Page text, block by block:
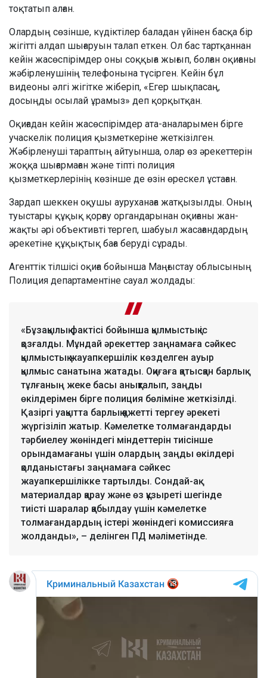
тоқтатып алған.
Олардың сөзінше, күдіктілер баладан үйінен басқа бір
жігітті алдап шығаруын талап еткен. Ол бас тартқаннан
кейін жасөспірімдер оны соққыға жығып, болған оқиғаны
жәбірленушінің телефонына түсірген. Кейін бұл
видеоны әлгі жігітке жіберіп, «Егер шықпасаң,
досыңды осылай ұрамыз» деп қорқытқан.
Оқиғадан кейін жасөспірімдер ата-аналарымен бірге
учаскелік полиция қызметкеріне жеткізілген.
Жәбірленуші тараптың айтуынша, олар өз әрекеттерін
жоққа шығармаған және тіпті полиция
қызметкерлерінің көзінше де өзін өрескел ұстаған.
Зардап шеккен оқушы ауруханаға жатқызылды. Оның
туыстары құқық қорғау органдарынан оқиғаны жан-
жақты әрі объективті тергеп, шабуыл жасағандардың
әрекетіне құқықтық баға беруді сұрады.
Агенттік тілшісі оқиға бойынша Маңғыстау облысының
Полиция департаментіне сауал жолдады:
«Бұзақылық фактісі бойынша қылмыстық іс
қозғалды. Мұндай әрекеттер заңнамаға сәйкес
қылмыстық жауапкершілік көзделген ауыр
қылмыс санатына жатады. Оқиғаға қатысқан барлық
тұлғаның жеке басы анықталып, заңды
өкілдерімен бірге полиция бөліміне жеткізілді.
Қазіргі уақытта барлық қажетті тергеу әрекеті
жүргізіліп жатыр. Кәмелетке толмағандарды
тәрбиелеу жөніндегі міндеттерін тиісінше
орындамағаны үшін олардың заңды өкілдері
қолданыстағы заңнамаға сәйкес
жауапкершілікке тартылды. Сондай-ақ
материалдар қарау және өз құзыреті шегінде
тиісті шаралар қабылдау үшін кәмелетке
толмағандардың істері жөніндегі комиссияға
жолданды», – делінген ПД мәліметінде.